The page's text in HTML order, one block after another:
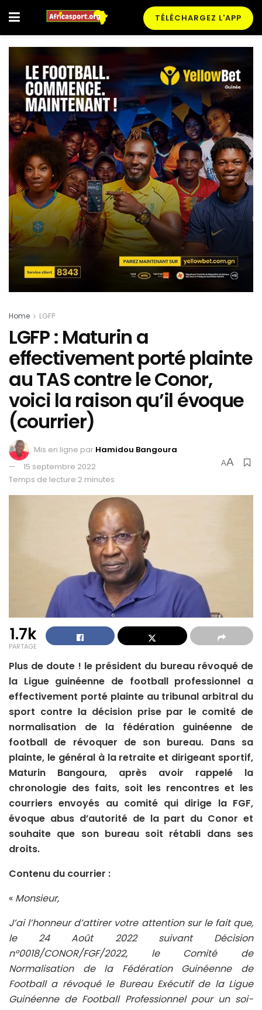
TÉLÉCHARGEZ L'APP
Home LGFP
LGFP : Maturin a
effectivement porté plainte
au TAS contre le Conor,
voici la raison qu’il évoque
(courrier)
Mis en ligne par Hamidou Bangoura
15 septembre 2022
Temps de lecture:2 minutes
AA
1.7k
PARTAGE
Plus de doute ! le président du bureau révoqué de
la Ligue guinéenne de football professionnel a
effectivement porté plainte au tribunal arbitral du
sport contre la décision prise par le comité de
normalisation de la fédération guinéenne de
football de révoquer de son bureau. Dans sa
plainte, le général à la retraite et dirigeant sportif,
Maturin Bangoura, après avoir rappelé la
chronologie des faits, soit les rencontres et les
courriers envoyés au comité qui dirige la FGF,
évoque abus d’autorité de la part du Conor et
souhaite que son bureau soit rétabli dans ses
droits.
Contenu du courrier :
« Monsieur,
J’ai l’honneur d’attirer votre attention sur le fait que,
le 24 Août 2022 suivant Décision
n°0018/CONOR/FGF/2022, le Comité de
Normalisation de la Fédération Guinéenne de
Football a révoqué le Bureau Exécutif de la Ligue
Guinéenne de Football Professionnel pour un soi-